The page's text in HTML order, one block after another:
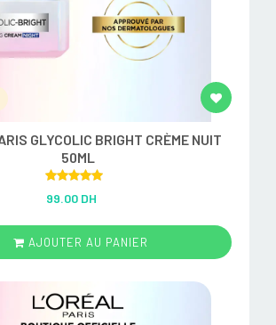
GLYCOLIC BRIGHT CRÈME NUIT
50ML
out of 5
99.00 DH
AJOUTER AU PANIER